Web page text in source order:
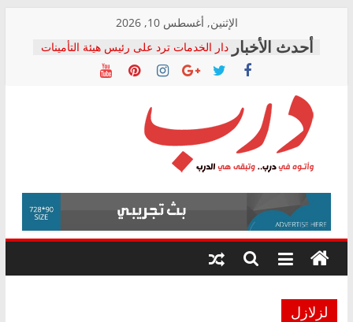
content
الإثنين, أغسطس 10, 2026
دار الخدمات ترد على رئيس هيئة التأمينات
بعد مؤتمره الصحفي: إنكار الأزمة لا ينهي
معاناة أصحاب المعاشات.. ونطالب بكشف
فرحات سليمان يكتب: القطاع الصحي إلى
أين؟
حزب التحالف الشعبي يطلق لجنة “الحق
في الصحة” بالإسكندرية لرصد الانتهاكات
ودعم المرضى
الوزاري لمدينة الصحفيين.. وانتهاء أعمال
إنشاء المبنى الإداري
المجلس القومي لحقوق الإنسان يعلن
متابعة قضية الدكتور محمد زهران.. ويؤكد:
قرينة البراءة وضمانات المحاكمة العادلة
درب
وأتوه
درب..
وتبقى
هي
لزلازل